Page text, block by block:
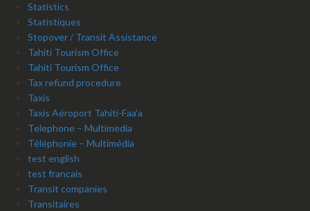
Statistics
Statistiques
Stopover / Transit Assistance
Tahiti Tourism Office
Tahiti Tourism Office
Tax refund procedure
Taxis
Taxis Aéroport Tahiti-Faa’a
Telephone – Multimedia
Téléphonie – Multimédia
test english
test francais
Transit companies
Transitaires